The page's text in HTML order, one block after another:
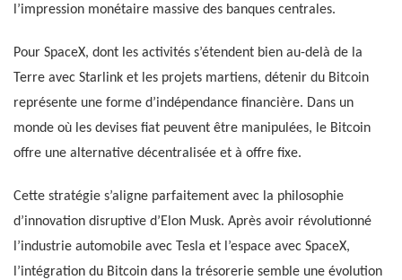
l’impression monétaire massive des banques centrales.
Pour SpaceX, dont les activités s’étendent bien au-delà de la
Terre avec Starlink et les projets martiens, détenir du Bitcoin
représente une forme d’indépendance financière. Dans un
monde où les devises fiat peuvent être manipulées, le Bitcoin
offre une alternative décentralisée et à offre fixe.
Cette stratégie s’aligne parfaitement avec la philosophie
d’innovation disruptive d’Elon Musk. Après avoir révolutionné
l’industrie automobile avec Tesla et l’espace avec SpaceX,
l’intégration du Bitcoin dans la trésorerie semble une évolution